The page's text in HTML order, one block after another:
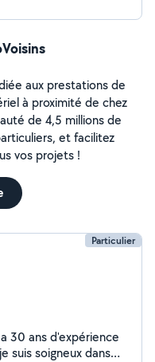
aux prestations de
à proximité de chez
de 4,5 millions de
et facilitez
vos projets !
Particulier
30 ans d'expérience
suis soigneux dans